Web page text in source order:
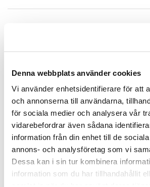
Denna webbplats använder cookies
Vi använder enhetsidentifierare för att
och annonserna till användarna,
för sociala medier och analysera vår
vidarebefordrar även sådana
information från din enhet till de
annons- och analysföretag som vi
Dessa kan i sin tur kombinera
information som du har tillhandahållit
Mest lästa
LÄTT NU – SVÅRT
LÄTT SEDAN
Lillemor Groth Inga kommentarer